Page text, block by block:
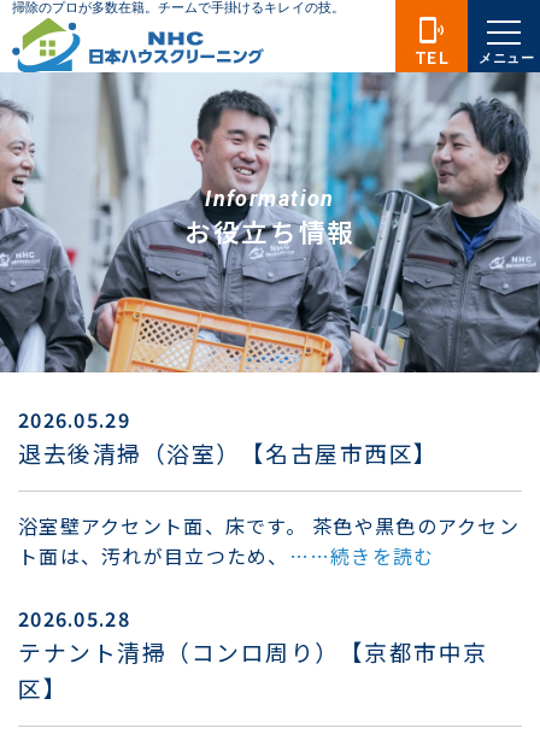
Information
お役立ち情報
2026.05.29
退去後清掃（浴室）【名古屋市西区】
浴室壁アクセント面、床です。 茶色や黒色のアクセン
ト面は、汚れが目立つため、 ……続きを読む
2026.05.28
テナント清掃（コンロ周り）【京都市中京
区】
phonelink_ring
TEL メニュー